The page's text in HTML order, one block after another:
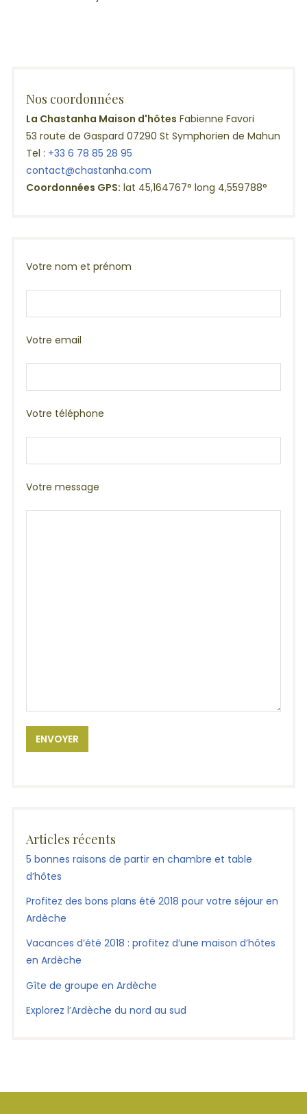
Nos coordonnées
La Chastanha Maison d'hôtes Fabienne Favori
53 route de Gaspard 07290 St Symphorien de Mahun
Tel : +33 6 78 85 28 95
contact@chastanha.com
Coordonnées GPS: lat 45,164767° long 4,559788°
Votre nom et prénom
Votre email
Votre téléphone
Votre message
Articles récents
5 bonnes raisons de partir en chambre et table
d’hôtes
Profitez des bons plans été 2018 pour votre séjour en
Ardèche
Vacances d’été 2018 : profitez d’une maison d’hôtes
en Ardèche
Gîte de groupe en Ardèche
Explorez l’Ardèche du nord au sud